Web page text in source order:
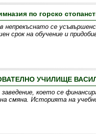
по горско
се
срок на обучение и
УЧИЛИЩЕ ВАСИЛ
което се
смяна. Историята на